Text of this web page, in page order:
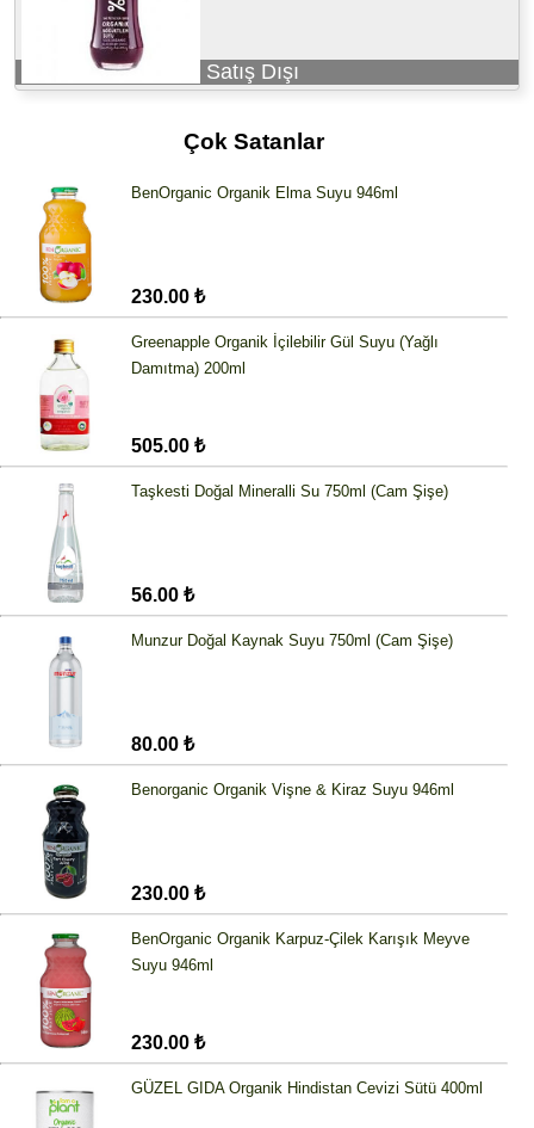
Satış Dışı
Çok Satanlar
BenOrganic Organik Elma Suyu 946ml
230.00 ₺
Greenapple Organik İçilebilir Gül Suyu (Yağlı
Damıtma) 200ml
505.00 ₺
Taşkesti Doğal Mineralli Su 750ml (Cam Şişe)
56.00 ₺
Munzur Doğal Kaynak Suyu 750ml (Cam Şişe)
80.00 ₺
Benorganic Organik Vişne & Kiraz Suyu 946ml
230.00 ₺
BenOrganic Organik Karpuz-Çilek Karışık Meyve
Suyu 946ml
230.00 ₺
GÜZEL GIDA Organik Hindistan Cevizi Sütü 400ml